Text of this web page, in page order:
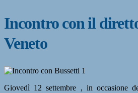
Incontro con il
Veneto
Giovedì 12 settembre , in occasione